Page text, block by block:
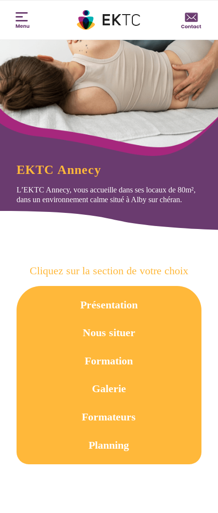
EKTC Annecy
L’EKTC Annecy, vous accueille dans ses locaux de 80m²,
dans un environnement calme situé à Alby sur chéran.
Cliquez sur la section de votre choix
Présentation
Nous situer
Formation
Galerie
Formateurs
Planning